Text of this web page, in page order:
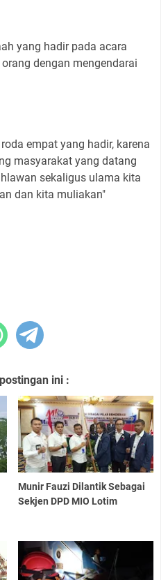
yang hadir pada acara
dengan mengendarai
empat yang hadir, karena
masyarakat yang datang
sekaligus ulama kita
dan kita muliakan"
ini :
Munir Fauzi Dilantik Sebagai
Sekjen DPD MIO Lotim